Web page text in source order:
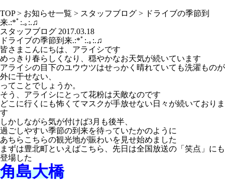
TOP> お知らせ一覧 > スタッフブログ > ドライブの季節到
来.:*ﾟ:.｡:.♫
スタッフブログ 2017.03.18
ドライブの季節到来.:*ﾟ:.｡:.♫
皆さまこんにちは、アライシです
めっきり春らしくなり、穏やかなお天気が続いています
アライシの目下のユウウツはせっかく晴れていても洗濯ものが
外に干せない、
ってことでしょうか。
そう、アライシにとって花粉は天敵なのです
どこに行くにも怖くてマスクが手放せない日々が続いておりま
す
しかしながら気が付けば3月も後半、
過ごしやすい季節の到来を待っていたかのように
あちらこちらの観光地が賑わいを見せ始めました
まずは豊北町といえばこちら、先日は全国放送の「笑点」にも
登場した
角島大橋